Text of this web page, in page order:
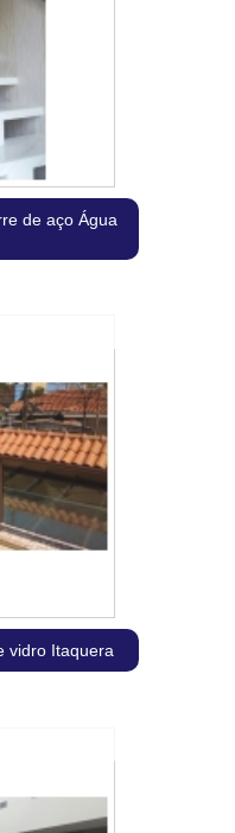
de aço Água
vidro Itaquera